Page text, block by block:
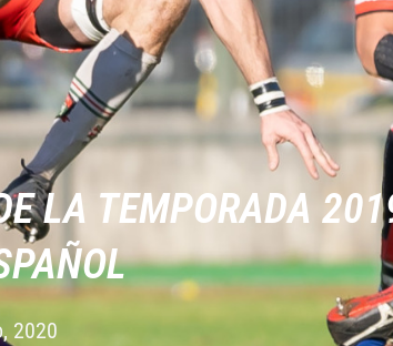
LA TEMPORADA
2020